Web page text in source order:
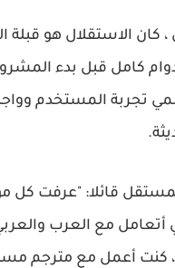
الاستقلال هو قبلة
كامل قبل بدء
تجربة المستخدم
قائلا: "عرفت كل
أتعامل مع العرب
كنت أعمل مع مترجم